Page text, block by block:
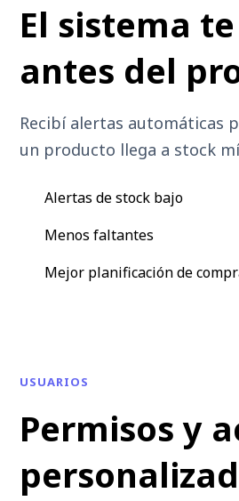
El sistema
antes del
Recibí alertas automáticas
un producto llega a stock
Alertas de stock bajo
Menos faltantes
Mejor planificación de
USUARIOS
Permisos y